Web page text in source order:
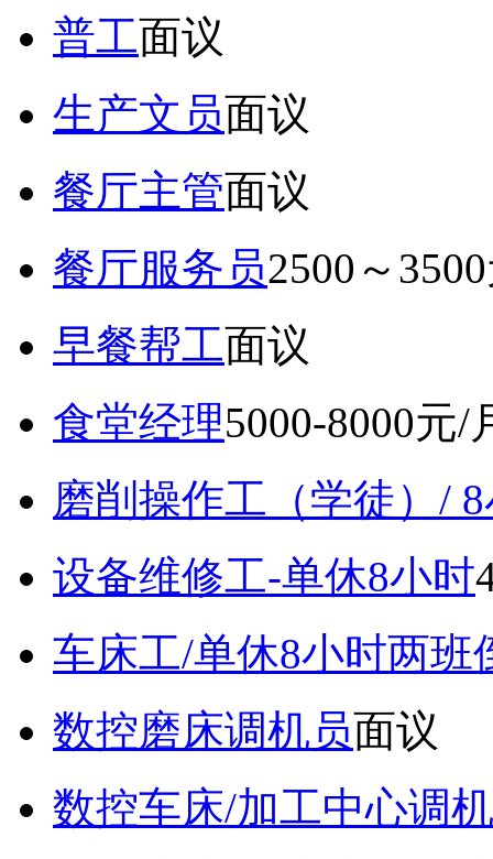
普工面议
生产文员面议
餐厅主管面议
餐厅服务员2500～
早餐帮工面议
食堂经理5000-8000元/
磨削操作工（学徒）/
设备维修工-单休8小时
车床工/单休8小时两班
数控磨床调机员面议
数控车床/加工中心调